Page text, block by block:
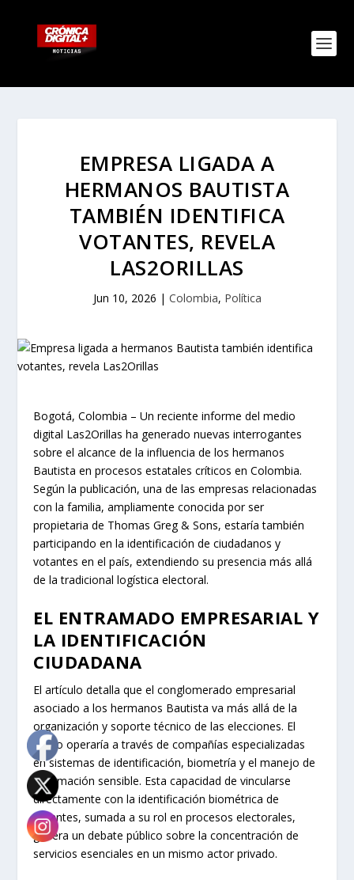
EMPRESA LIGADA A
HERMANOS BAUTISTA
TAMBIÉN IDENTIFICA
VOTANTES, REVELA
LAS2ORILLAS
Jun 10, 2026 | Colombia, Política
Bogotá, Colombia – Un reciente informe del medio
digital Las2Orillas ha generado nuevas interrogantes
sobre el alcance de la influencia de los hermanos
Bautista en procesos estatales críticos en Colombia.
Según la publicación, una de las empresas relacionadas
con la familia, ampliamente conocida por ser
propietaria de Thomas Greg & Sons, estaría también
participando en la identificación de ciudadanos y
votantes en el país, extendiendo su presencia más allá
de la tradicional logística electoral.
EL ENTRAMADO EMPRESARIAL Y
LA IDENTIFICACIÓN
CIUDADANA
El artículo detalla que el conglomerado empresarial
asociado a los hermanos Bautista va más allá de la
organización y soporte técnico de las elecciones. El
grupo operaría a través de compañías especializadas
en sistemas de identificación, biometría y el manejo de
información sensible. Esta capacidad de vincularse
directamente con la identificación biométrica de
votantes, sumada a su rol en procesos electorales,
genera un debate público sobre la concentración de
servicios esenciales en un mismo actor privado.